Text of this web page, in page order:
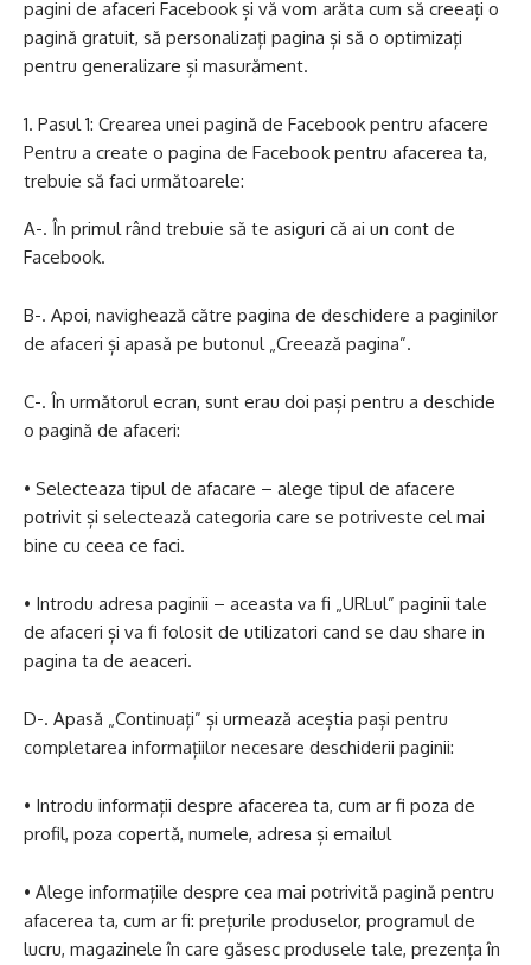
pagini de afaceri Facebook și vă vom arăta cum să creeați o
pagină gratuit, să personalizați pagina și să o optimizați
pentru generalizare și masurăment.
Pasul 1: Crearea unei pagină de Facebook pentru afacere
Pentru a create o pagina de Facebook pentru afacerea ta,
trebuie să faci următoarele:
A-. În primul rând trebuie să te asiguri că ai un cont de
Facebook.
B-. Apoi, navighează către pagina de deschidere a paginilor
de afaceri și apasă pe butonul „Creează pagina”.
C-. În următorul ecran, sunt erau doi pași pentru a deschide
o pagină de afaceri:
• Selecteaza tipul de afacare – alege tipul de afacere
potrivit și selectează categoria care se potriveste cel mai
bine cu ceea ce faci.
• Introdu adresa paginii – aceasta va fi „URLul” paginii tale
de afaceri și va fi folosit de utilizatori cand se dau share in
pagina ta de aeaceri.
D-. Apasă „Continuați” și urmează aceștia pași pentru
completarea informațiilor necesare deschiderii paginii:
• Introdu informații despre afacerea ta, cum ar fi poza de
profil, poza copertă, numele, adresa și emailul
• Alege informațiile despre cea mai potrivită pagină pentru
afacerea ta, cum ar fi: prețurile produselor, programul de
lucru, magazinele în care găsesc produsele tale, prezența în